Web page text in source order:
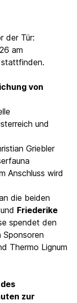
der Tür:
am
stattfinden.
von
und
Griebler
Anschluss wird
die beiden
und Friederike
spendet den
Sponsoren
Thermo Lignum
zur